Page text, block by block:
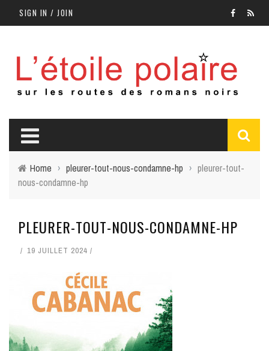
SIGN IN / JOIN
Home › pleurer-tout-nous-condamne-hp › pleurer-tout-
nous-condamne-hp
PLEURER-TOUT-NOUS-CONDAMNE-HP
19 JUILLET 2024